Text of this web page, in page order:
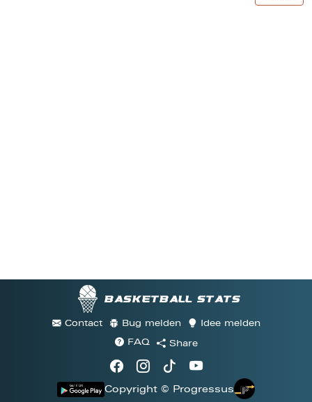
Basketball stats
Contact Bug melden
Idee melden
FAQ
Share
Copyright © Progressus